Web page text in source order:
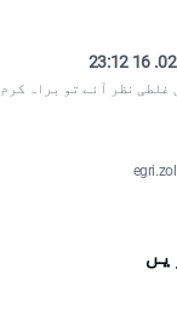
غلطی نظر آئے تو براہ کرم